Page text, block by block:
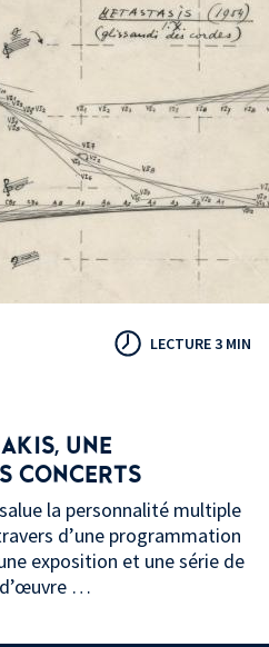
LECTURE 3 MIN
UNE
CONCERTS
la personnalité multiple
d’une programmation
exposition et une série de
…